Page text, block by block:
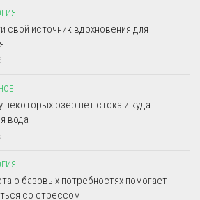
свой источник вдохновения для
некоторых озёр нет стока и куда
вода
о базовых потребностях помогает
со стрессом